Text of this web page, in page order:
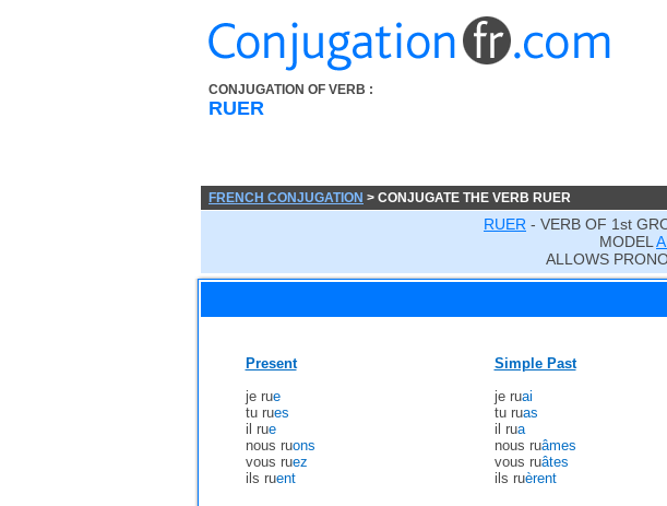
CONJUGATION OF VERB :
RUER
FRENCH CONJUGATION > CONJUGATE THE VERB RUER
RUER - VERB OF 1st
MODEL
ALLOWS
Present
je rue
tu rues
il rue
nous ruons
vous ruez
ils ruent
Simple Past
je ruai
tu ruas
il rua
nous ruâmes
vous ruâtes
ils ruèrent